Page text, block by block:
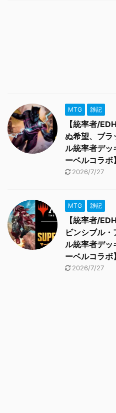
MTG 雑記
【統率者/
ぬ希望、ブラ
ル統率者デッ
ーベルコラボ】
2026/7/27
MTG 雑記
【統率者/
ビンシブル
ル統率者デッ
ーベルコラボ】
2026/7/27